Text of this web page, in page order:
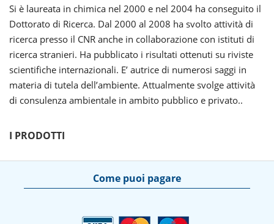
Si è laureata in chimica nel 2000 e nel 2004 ha conseguito il
Dottorato di Ricerca. Dal 2000 al 2008 ha svolto attività di
ricerca presso il CNR anche in collaborazione con istituti di
ricerca stranieri. Ha pubblicato i risultati ottenuti su riviste
scientifiche internazionali. E’ autrice di numerosi saggi in
materia di tutela dell’ambiente. Attualmente svolge attività
di consulenza ambientale in ambito pubblico e privato..
I PRODOTTI
Come puoi pagare